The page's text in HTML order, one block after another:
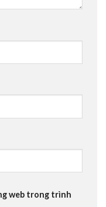
web trong trình